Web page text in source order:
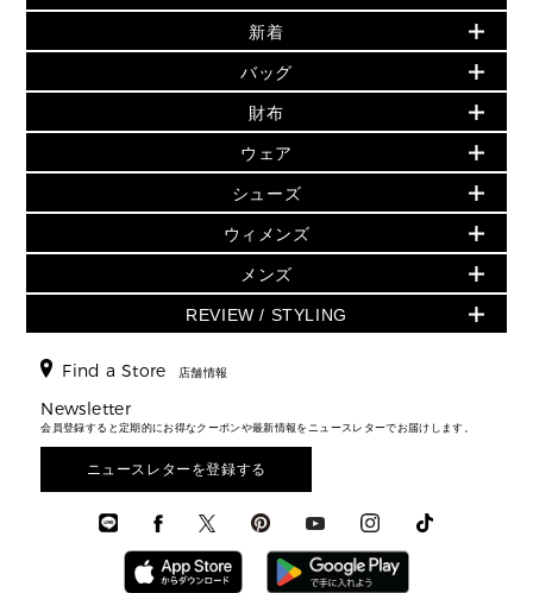
▶ ウィメンズ
バッグ
小物
シューズ・靴
ウェア
アクセサリー
時計
▶ メンズ
バッグ
ウェア
アクセサリー
PRODUCT OF THE MONTH - 今月の特別価格
再値下げアイテム
追加アイテム
▶ ウィメンズすべて(ウェア・シューズ除く)
バッグ
財布・小物
ウェア
シューズ
時計・ジュエリー
アクセサリー
メンズ バッグ
メンズ 財布・小物
メンズ シューズ
メンズ ウェア
メンズ 時計・その他
新着
初夏のスタイル
▶ すべて
▶ ウィメンズすべて
財布・小物
アクセサリー
フレグランス
シューズ
▶ メンズすべて
メンズ財布・小物
メンズアクセサリー
メンズウェア
バッグ
人気の定番アイテム
日本限定 - バッグ
▶ ウィメンズすべて
トートバッグ
ショルダーバッグ
クロスボディ・斜め掛け
トラベル
3 IN 1 / 2 IN 1 バッグ
▶ メンズすべて
財布
日本限定 - 財布・小物
▶ ウィメンズすべて
GREENWICH
折り財布(二つ折り・三つ折り)
長財布
▶ メンズすべて
ウェア
▶ ウィメンズすべて
トップス
スカート・パンツ
ジャケット・アウター
▶ メンズすべて
シューズ
▶ ウィメンズすべて
サンダル
スニーカー
▶ メンズすべて
ウィメンズ
人気の定番アイテム
▶ ウィメンズすべて
▶ バッグすべて
通勤・通学アイテム
3 IN 1 バッグ
ミニ財布・フラグメントケース
メンズ
▶ メンズすべて
財布・小物
時計・ジュエリー
アクセサリー
REVIEW / STYLING
エディターレビュー
Find a Store 店舗情報
Newsletter
会員登録すると定期的にお得なクーポンや最新情報をニュースレターでお届けします。
ニュースレターを登録する